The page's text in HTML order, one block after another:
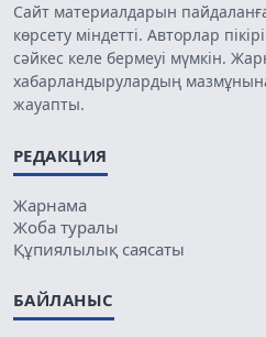
Сайт материалдарын
көрсету міндетті. Авторлар
сәйкес келе бермеуі мүмкін.
хабарландырулардың
жауапты.
РЕДАКЦИЯ
Жарнама
Жоба туралы
Құпиялылық саясаты
БАЙЛАНЫС